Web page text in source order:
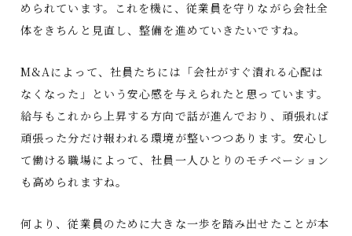
められています。これを機に、従業員を守りながら会社全
体をきちんと見直し、整備を進めていきたいですね。
M&Aによって、社員たちには「会社がすぐ潰れる心配は
なくなった」という安心感を与えられたと思っています。
給与もこれから上昇する方向で話が進んでおり、頑張れば
頑張った分だけ報われる環境が整いつつあります。安心し
て働ける職場によって、社員一人ひとりのモチベーション
も高められますね。
何より、従業員のために大きな一歩を踏み出せたことが本